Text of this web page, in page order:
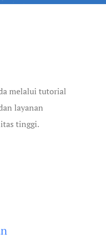
melalui tutorial
layanan
tinggi.